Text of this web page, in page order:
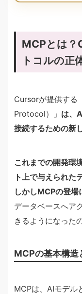
MCPとは？
トコルの正
Cursorが提供す
Protocol）」 は、
接続するための新
これまでの開発環
ト上で与えられた
しかしMCPの登場
データベースへア
きるようになった
MCPの基本構造
MCPは、AIモデル